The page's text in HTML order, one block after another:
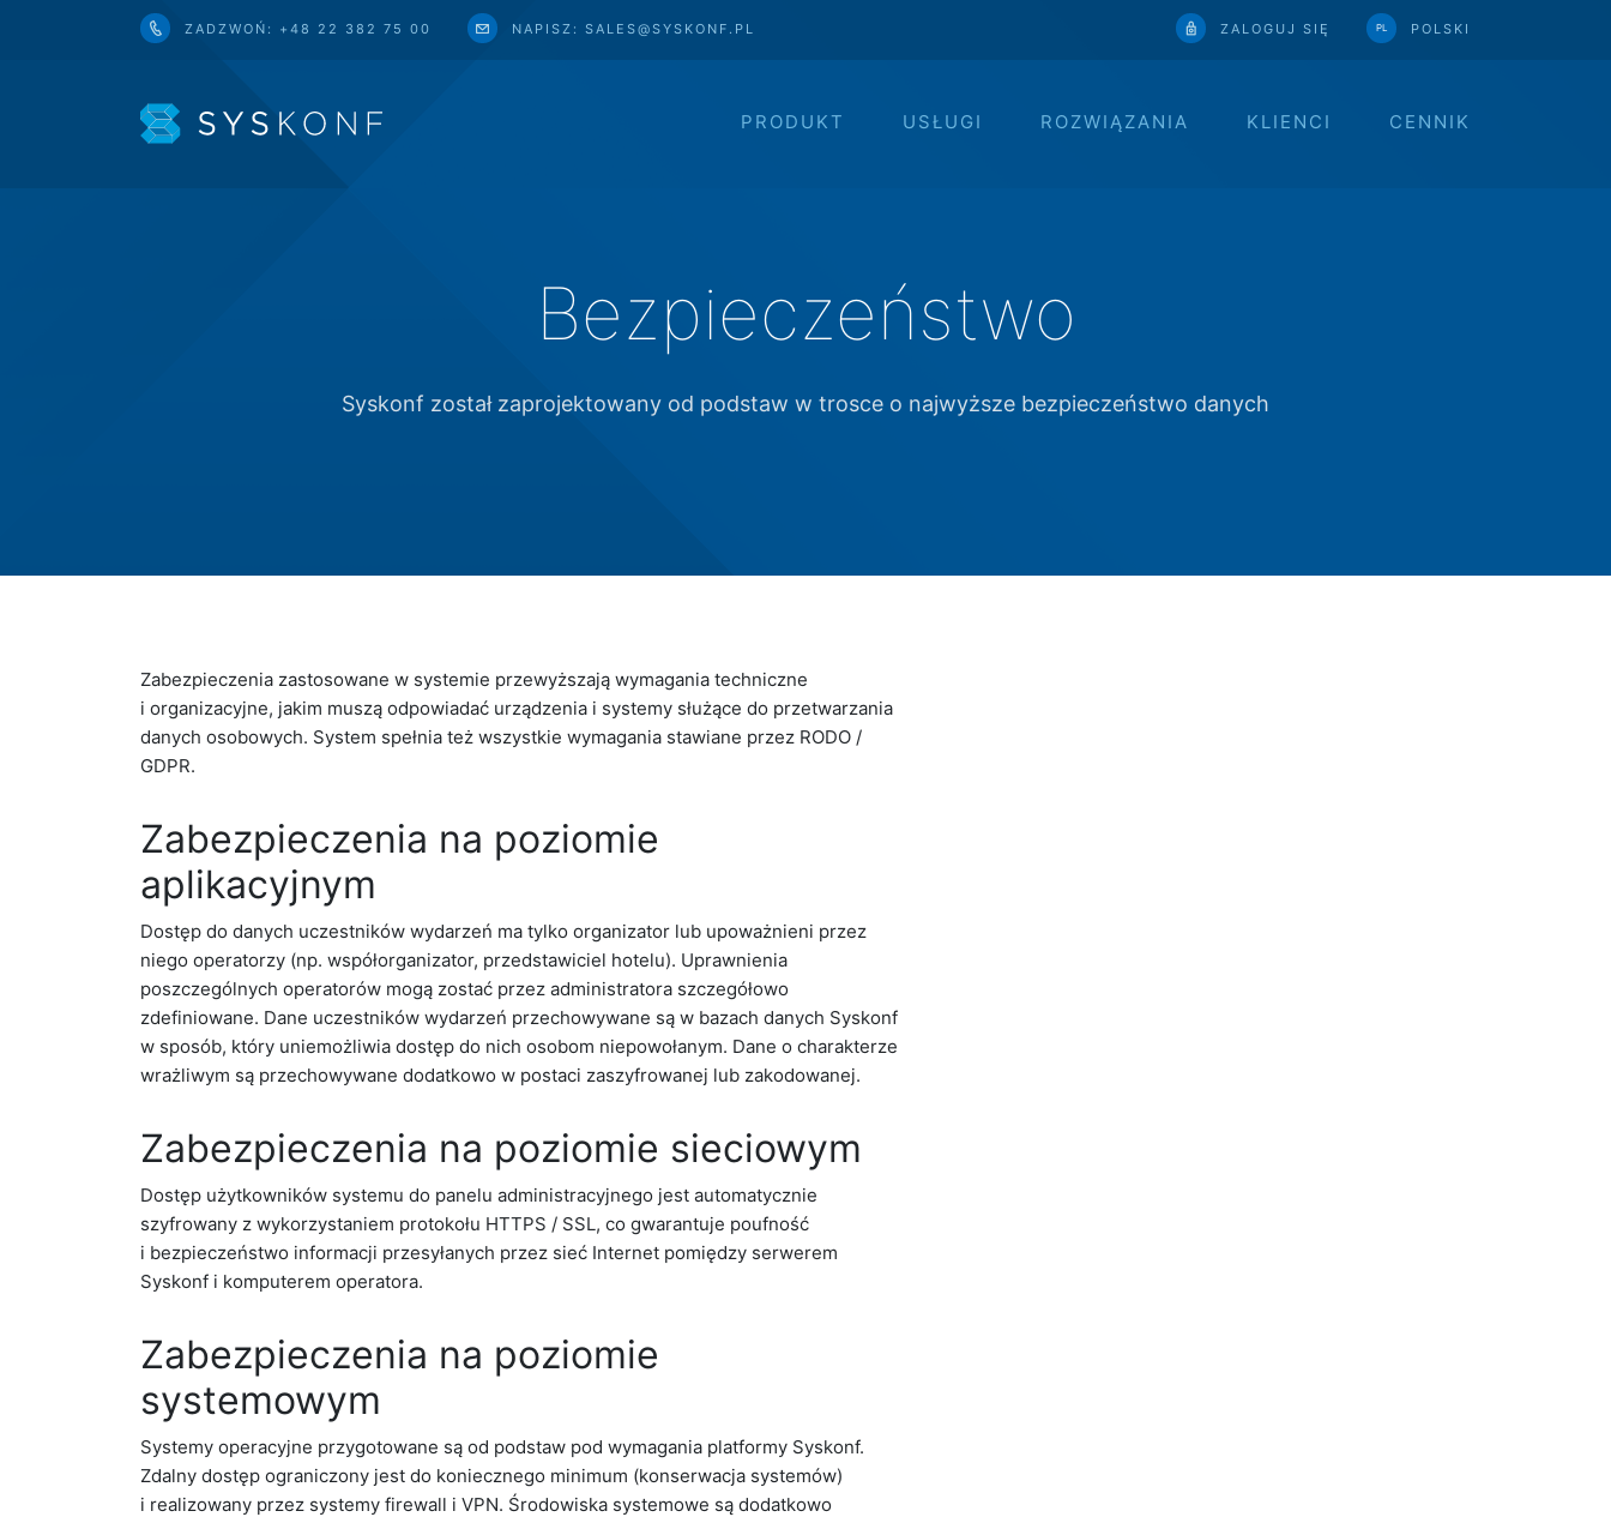
ZADZWOŃ: +48 22 382 75 00 NAPISZ: SALES@SYSKONF.PL ZALOGUJ SIĘ PL POLSKI
PRODUKT USŁUGI ROZWIĄZANIA KLIENCI CENNIK
Bezpieczeństwo
Syskonf został zaprojektowany od podstaw w trosce o najwyższe bezpieczeństwo danych
Zabezpieczenia zastosowane w systemie przewyższają wymagania techniczne
i organizacyjne, jakim muszą odpowiadać urządzenia i systemy służące do przetwarzania
danych osobowych. System spełnia też wszystkie wymagania stawiane przez RODO /
GDPR.
Zabezpieczenia na poziomie
aplikacyjnym
Dostęp do danych uczestników wydarzeń ma tylko organizator lub upoważnieni przez
niego operatorzy (np. współorganizator, przedstawiciel hotelu). Uprawnienia
poszczególnych operatorów mogą zostać przez administratora szczegółowo
zdefiniowane. Dane uczestników wydarzeń przechowywane są w bazach danych Syskonf
w sposób, który uniemożliwia dostęp do nich osobom niepowołanym. Dane o charakterze
wrażliwym są przechowywane dodatkowo w postaci zaszyfrowanej lub zakodowanej.
Zabezpieczenia na poziomie sieciowym
Dostęp użytkowników systemu do panelu administracyjnego jest automatycznie
szyfrowany z wykorzystaniem protokołu HTTPS / SSL, co gwarantuje poufność
i bezpieczeństwo informacji przesyłanych przez sieć Internet pomiędzy serwerem
Syskonf i komputerem operatora.
Zabezpieczenia na poziomie
systemowym
Systemy operacyjne przygotowane są od podstaw pod wymagania platformy Syskonf.
Zdalny dostęp ograniczony jest do koniecznego minimum (konserwacja systemów)
i realizowany przez systemy firewall i VPN. Środowiska systemowe są dodatkowo